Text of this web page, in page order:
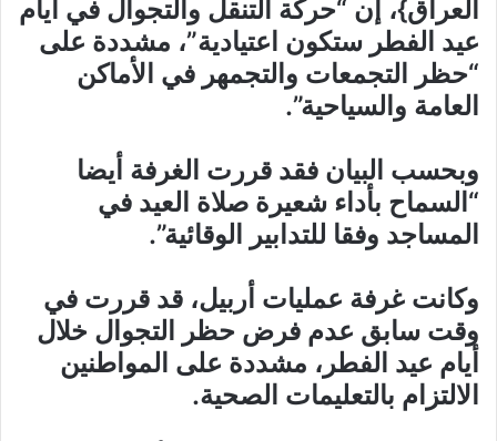
العراق}، إن “حركة التنقل والتجوال في أيام
عيد الفطر ستكون اعتيادية”، مشددة على
“حظر التجمعات والتجمهر في الأماكن
العامة والسياحية”.
وبحسب البيان فقد قررت الغرفة أيضا
“السماح بأداء شعيرة صلاة العيد في
المساجد وفقا للتدابير الوقائية”.
وكانت غرفة عمليات أربيل، قد قررت في
وقت سابق عدم فرض حظر التجوال خلال
أيام عيد الفطر، مشددة على المواطنين
الالتزام بالتعليمات الصحية.